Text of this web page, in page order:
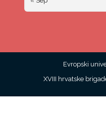
Evropski
XVIII hrvatske